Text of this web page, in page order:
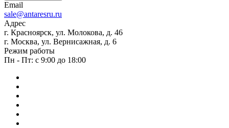
Email
sale@antaresru.ru
Адрес
г. Красноярск, ул. Молокова, д. 46
г. Москва, ул. Вернисажная, д. 6
Режим работы
Пн - Пт: с 9:00 до 18:00